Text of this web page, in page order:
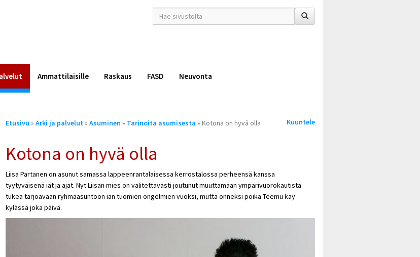
hakusana(t)
*
Ammattilaisille Raskaus FASD Neuvonta
Olet
Etusivu » Arki ja palvelut » Asuminen » Tarinoita asumisesta » Kotona on hyvä olla Kuuntele
Kotona on hyvä olla
Liisa Partanen on asunut samassa lappeenrantalaisessa kerrostalossa perheensä kanssa
tyytyväisenä iät ja ajat. Nyt Liisan mies on valitettavasti joutunut muuttamaan ympärivuorokautista
tukea tarjoavaan ryhmäasuntoon iän tuomien ongelmien vuoksi, mutta onneksi poika Teemu käy
kylässä joka päivä.